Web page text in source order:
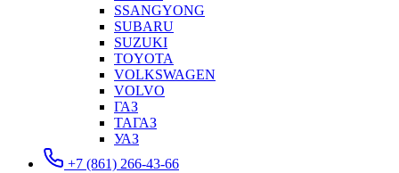
SSANGYONG
SUBARU
SUZUKI
TOYOTA
VOLKSWAGEN
VOLVO
ГАЗ
ТАГАЗ
УАЗ
+7 (861) 266-43-66